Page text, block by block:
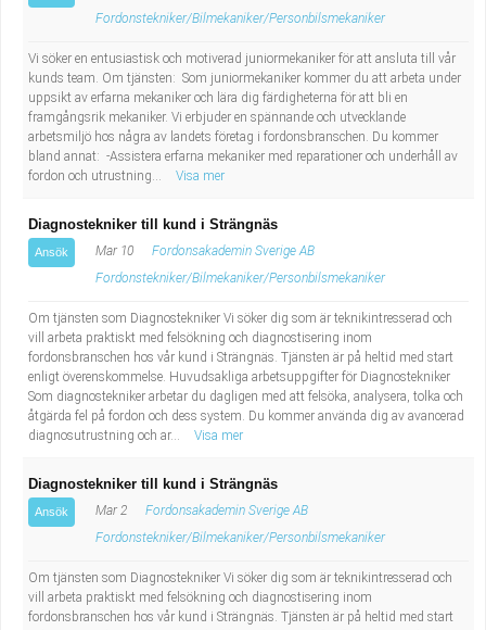
Fordonstekniker/Bilmekaniker/Personbilsmekaniker
Vi söker en entusiastisk och motiverad juniormekaniker för att ansluta till vår
kunds team. Om tjänsten: Som juniormekaniker kommer du att arbeta under
uppsikt av erfarna mekaniker och lära dig färdigheterna för att bli en
framgångsrik mekaniker. Vi erbjuder en spännande och utvecklande
arbetsmiljö hos några av landets företag i fordonsbranschen. Du kommer
bland annat: -Assistera erfarna mekaniker med reparationer och underhåll av
fordon och utrustning...
Visa mer
Diagnostekniker till kund i Strängnäs
Ansök Mar 10
Fordonsakademin Sverige AB
Fordonstekniker/Bilmekaniker/Personbilsmekaniker
Om tjänsten som Diagnostekniker Vi söker dig som är teknikintresserad och
vill arbeta praktiskt med felsökning och diagnostisering inom
fordonsbranschen hos vår kund i Strängnäs. Tjänsten är på heltid med start
enligt överenskommelse. Huvudsakliga arbetsuppgifter för Diagnostekniker
Som diagnostekniker arbetar du dagligen med att felsöka, analysera, tolka och
åtgärda fel på fordon och dess system. Du kommer använda dig av avancerad
diagnosutrustning och ar...
Visa mer
Diagnostekniker till kund i Strängnäs
Ansök Mar 2
Fordonsakademin Sverige AB
Fordonstekniker/Bilmekaniker/Personbilsmekaniker
Om tjänsten som Diagnostekniker Vi söker dig som är teknikintresserad och
vill arbeta praktiskt med felsökning och diagnostisering inom
fordonsbranschen hos vår kund i Strängnäs. Tjänsten är på heltid med start